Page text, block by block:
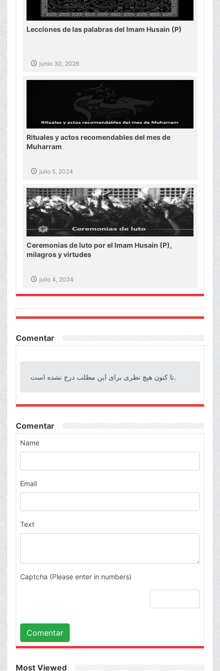
Lecciones de las palabras del Imam Husain (P)
junio 30, 2026
Rituales y actos recomendables del mes de
Muharram
julio 5, 2024
Ceremonias de luto por el Imam Husain (P),
milagros y virtudes
julio 4, 2024
Comentar
تا کنون هیچ نظری برای این مطلب درج نشده است.
Comentar
Name
Email
Text
Captcha (Please enter in numbers)
Comentar
Most Viewed